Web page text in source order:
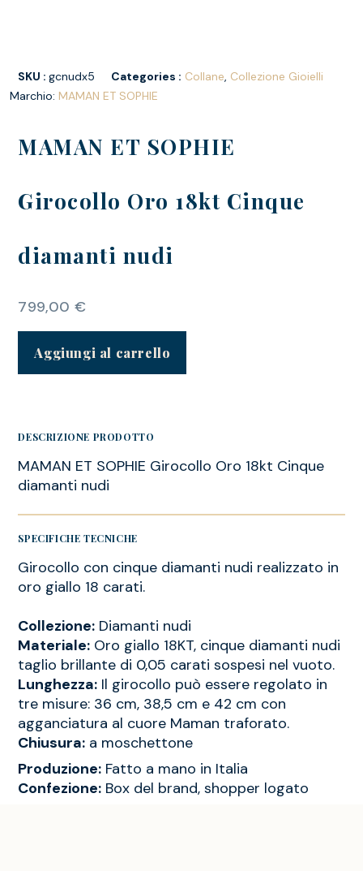
SKU :gcnudx5 Categories : Collane, Collezione Gioielli
Marchio: MAMAN ET SOPHIE
MAMAN ET SOPHIE
Girocollo Oro 18kt Cinque
diamanti nudi
799,00 €
Aggiungi al carrello
DESCRIZIONE PRODOTTO
MAMAN ET SOPHIE Girocollo Oro 18kt Cinque
diamanti nudi
SPECIFICHE TECNICHE
Girocollo con cinque diamanti nudi realizzato in
oro giallo 18 carati.
Collezione: Diamanti nudi
Materiale: Oro giallo 18KT, cinque diamanti nudi
taglio brillante di 0,05 carati sospesi nel vuoto.
Lunghezza: Il girocollo può essere regolato in
tre misure: 36 cm, 38,5 cm e 42 cm con
agganciatura al cuore Maman traforato.
Chiusura: a moschettone
Produzione: Fatto a mano in Italia
Confezione: Box del brand, shopper logato